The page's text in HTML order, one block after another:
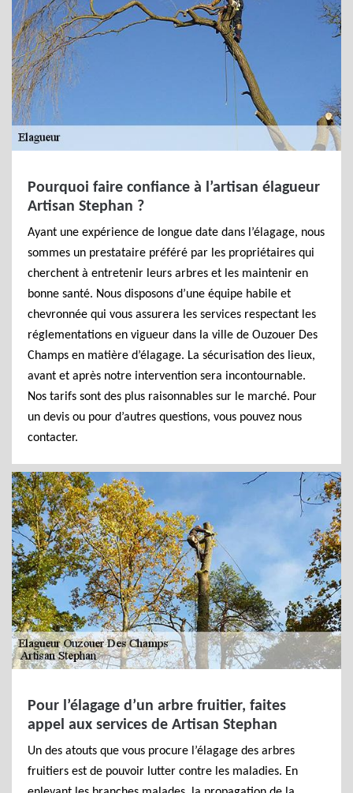
Pourquoi faire confiance à l’artisan élagueur
Artisan Stephan ?
Ayant une expérience de longue date dans l’élagage, nous
sommes un prestataire préféré par les propriétaires qui
cherchent à entretenir leurs arbres et les maintenir en
bonne santé. Nous disposons d’une équipe habile et
chevronnée qui vous assurera les services respectant les
réglementations en vigueur dans la ville de Ouzouer Des
Champs en matière d’élagage. La sécurisation des lieux,
avant et après notre intervention sera incontournable.
Nos tarifs sont des plus raisonnables sur le marché. Pour
un devis ou pour d’autres questions, vous pouvez nous
contacter.
Pour l’élagage d’un arbre fruitier, faites
appel aux services de Artisan Stephan
Un des atouts que vous procure l’élagage des arbres
fruitiers est de pouvoir lutter contre les maladies. En